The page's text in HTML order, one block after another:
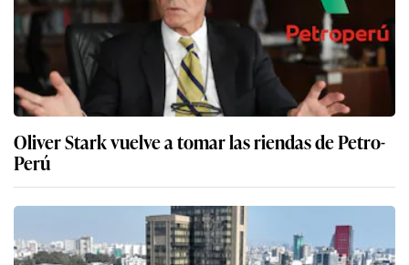
Oliver Stark vuelve a tomar las riendas de Petro-
Perú